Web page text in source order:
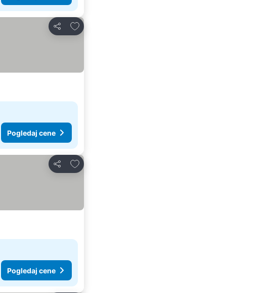
Deli
Dodati u favorite
Pogledaj cene
Deli
Dodati u favorite
Pogledaj cene